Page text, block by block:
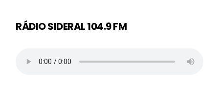
RÁDIO SIDERAL 104.9 FM